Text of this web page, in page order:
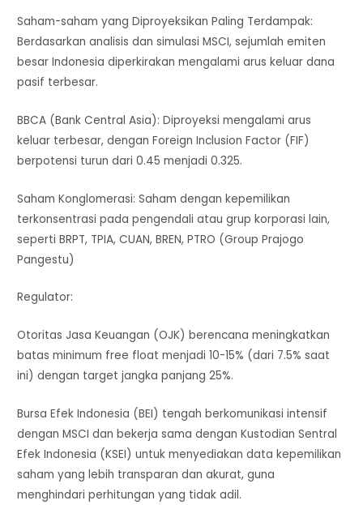
Saham-saham yang Diproyeksikan Paling Terdampak:
Berdasarkan analisis dan simulasi MSCI, sejumlah emiten
besar Indonesia diperkirakan mengalami arus keluar dana
pasif terbesar.
BBCA (Bank Central Asia): Diproyeksi mengalami arus
keluar terbesar, dengan Foreign Inclusion Factor (FIF)
berpotensi turun dari 0.45 menjadi 0.325.
Saham Konglomerasi: Saham dengan kepemilikan
terkonsentrasi pada pengendali atau grup korporasi lain,
seperti BRPT, TPIA, CUAN, BREN, PTRO (Group Prajogo
Pangestu)
Regulator:
Otoritas Jasa Keuangan (OJK) berencana meningkatkan
batas minimum free float menjadi 10-15% (dari 7.5% saat
ini) dengan target jangka panjang 25%.
Bursa Efek Indonesia (BEI) tengah berkomunikasi intensif
dengan MSCI dan bekerja sama dengan Kustodian Sentral
Efek Indonesia (KSEI) untuk menyediakan data kepemilikan
saham yang lebih transparan dan akurat, guna
menghindari perhitungan yang tidak adil.